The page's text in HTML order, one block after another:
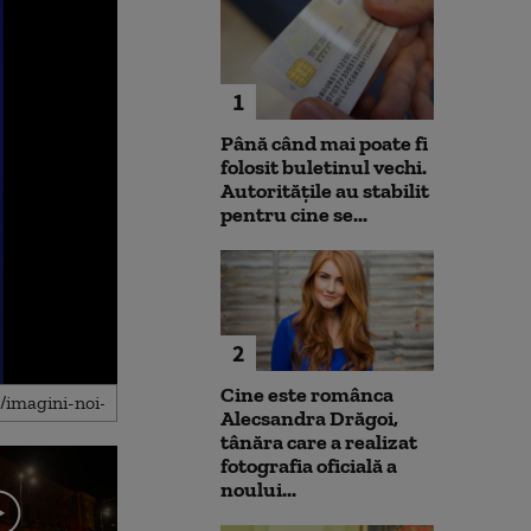
1
Până când mai poate fi
folosit buletinul vechi.
Autoritățile au stabilit
pentru cine se...
2
Cine este românca
Alecsandra Drăgoi,
tânăra care a realizat
fotografia oficială a
noului...